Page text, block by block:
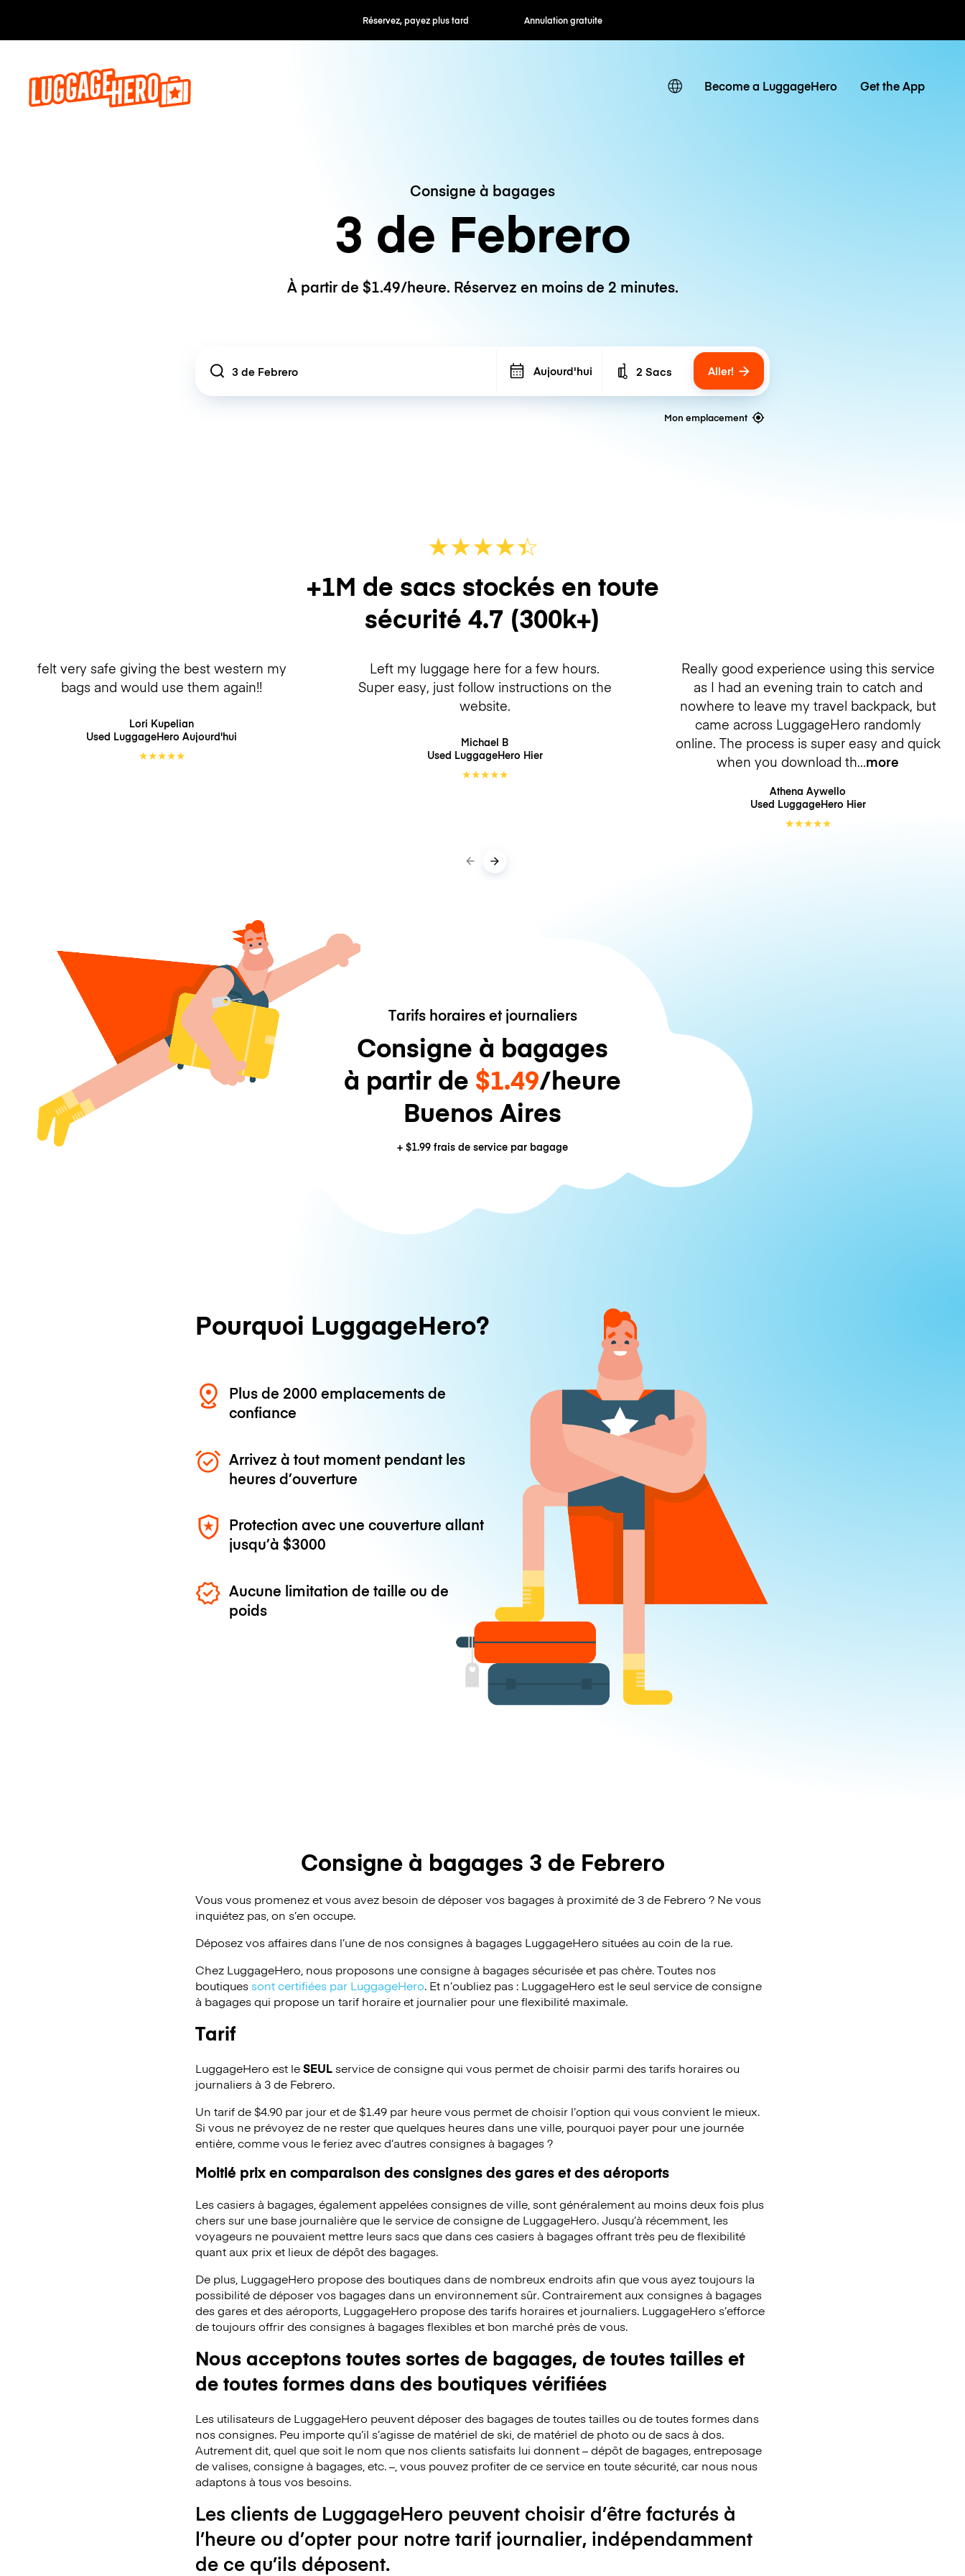
Réservez, payez plus tard Annulation gratuite Tarifs horaires / journaliers
Become a LuggageHero Get the App
Consigne à bagages
3 de Febrero
À partir de $1.49/heure. Réservez en moins de 2 minutes.
Location Aujourd'hui Number of bags
2 Sacs Aller!
Mon emplacement
★★★★☆
★
+1M de sacs stockés en toute
sécurité 4.7 (300k+)
felt very safe giving the best western my
bags and would use them again!!
Lori Kupelian
Used LuggageHero Aujourd'hui
★★★★★
Left my luggage here for a few hours.
Super easy, just follow instructions on the
website.
Michael B
Used LuggageHero Hier
★★★★★
Really good experience using this service
as I had an evening train to catch and
nowhere to leave my travel backpack, but
came across LuggageHero randomly
online. The process is super easy and quick
when you download th more
Athena Aywello
Used LuggageHero Hier
★★★★★
Tarifs horaires et journaliers
Consigne à bagages
à partir de $1.49/heure
Buenos Aires
+ $1.99 frais de service par bagage
Pourquoi LuggageHero?
Plus de 2000 emplacements de
confiance
Arrivez à tout moment pendant les
heures d’ouverture
Protection avec une couverture allant
jusqu’à$3000
Aucune limitation de taille ou de
poids
Consigne à bagages 3 de Febrero
Vous vous promenez et vous avez besoin de déposer vos bagages à proximité de 3 de Febrero ? Ne vous
inquiétez pas, on s’en occupe.
Déposez vos affaires dans l’une de nos consignes à bagages LuggageHero situées au coin de la rue.
Chez LuggageHero, nous proposons une consigne à bagages sécurisée et pas chère. Toutes nos
boutiquessont certifiées par LuggageHero. Et n’oubliez pas : LuggageHero est le seul service de consigne
à bagages qui propose un tarif horaire et journalier pour une flexibilité maximale.
Tarif
LuggageHero est leSEULservice de consigne qui vous permet de choisir parmi des tarifs horaires ou
journaliers à 3 de Febrero.
Un tarif de $4.90 par jour et de $1.49 par heure vous permet de choisir l’option qui vous convient le mieux.
Si vous ne prévoyez de ne rester que quelques heures dans une ville, pourquoi payer pour une journée
entière, comme vous le feriez avec d’autres consignes à bagages ?
Moitié prix en comparaison des consignes des gares et des aéroports
Les casiers à bagages, également appelées consignes de ville, sont généralement au moins deux fois plus
chers sur une base journalière que le service de consigne de LuggageHero. Jusqu’à récemment, les
voyageurs ne pouvaient mettre leurs sacs que dans ces casiers à bagages offrant très peu de flexibilité
quant aux prix et lieux de dépôt des bagages.
De plus, LuggageHero propose des boutiques dans de nombreux endroits afin que vous ayez toujours la
possibilité de déposer vos bagages dans un environnement sûr. Contrairement aux consignes à bagages
des gares et des aéroports, LuggageHero propose des tarifs horaires et journaliers. LuggageHero s’efforce
de toujours offrir des consignes à bagages flexibles et bon marché près de vous.
Nous acceptons toutes sortes de bagages, de toutes tailles et
de toutes formes dans des boutiques vérifiées
Les utilisateurs de LuggageHero peuvent déposer des bagages de toutes tailles ou de toutes formes dans
nos consignes. Peu importe qu’il s’agisse de matériel de ski, de matériel de photo ou de sacs à dos.
Autrement dit, quel que soit le nom que nos clients satisfaits lui donnent – dépôt de bagages, entreposage
de valises, consigne à bagages, etc. –, vous pouvez profiter de ce service en toute sécurité, car nous nous
adaptons à tous vos besoins.
Les clients de LuggageHero peuvent choisir d’être facturés à
l’heure ou d’opter pour notre tarif journalier, indépendamment
de ce qu’ils déposent.